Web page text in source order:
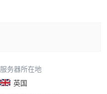
服务器所在地
英国